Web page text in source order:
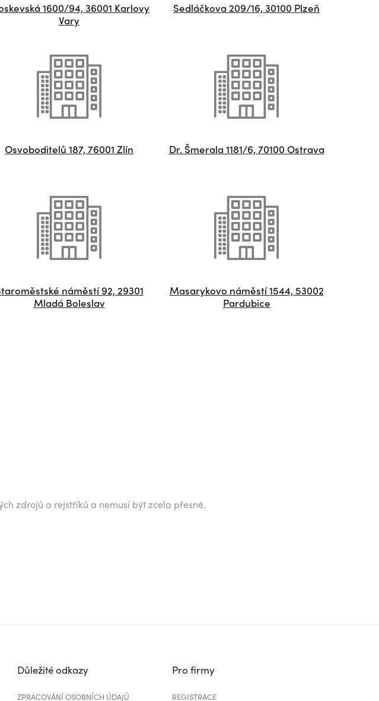
1600/94, 36001 Karlovy
Vary
Sedláčkova 209/16, 30100 Plzeň
Osvoboditelů 187, 76001 Zlín Dr. Šmerala 1181/6, 70100 Ostrava
náměstí 92, 29301
Mladá Boleslav
Masarykovo náměstí 1544, 53002
Pardubice
zdrojů a rejstříků a nemusí být zcela přesné.
Důležité odkazy
ZPRACOVÁNÍ OSOBNÍCH ÚDAJŮ
Pro firmy
REGISTRACE